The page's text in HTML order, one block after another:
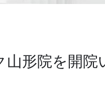
形院を開院